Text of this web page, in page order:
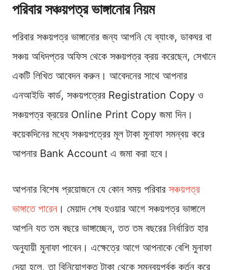
পরিবার সঞ্চয়পত্র ভাঙ্গানোর নিয়ম
পরিবার সঞ্চয়পত্র ভাঙ্গানোর জন্য আপনি যে ব্যাংক, ডাকঘর বা
সঞ্চয় অধিদপ্তর অফিস থেকে সঞ্চয়পত্র ক্রয় করেছেন, সেখানে
একটি লিখিত আবেদন করুন। আবেদনের সাথে আপনার
এনআইডি কার্ড, সঞ্চয়পত্রের Registration Copy ও
সঞ্চয়পত্র ক্রয়ের Online Print Copy জমা দিন।
কয়েকদিনের মধ্যে সঞ্চয়পত্রের মূল টাকা মুনাফা সমন্বয় করে
আপনার Bank Account এ জমা করা হবে।
আপনার বিশেষ প্রয়োজনে যে কোন সময় পরিবার সঞ্চয়পত্র
ভাঙ্গাতে পারেন । মেয়াদ শেষ হওয়ার আগে সঞ্চয়পত্র ভাঙ্গালে
আপনি যত তম বছরে ভাঙ্গাচ্ছেন, তত তম বছরের নির্ধারিত হার
অনুযায়ী মুনাফা পাবেন। এক্ষেত্রে আগে আপনাকে বেশি মুনাফা
দেয়া হলে, তা বিনিয়োগকৃত টাকা থেকে সমন্বয়পূর্বক কর্তন করে